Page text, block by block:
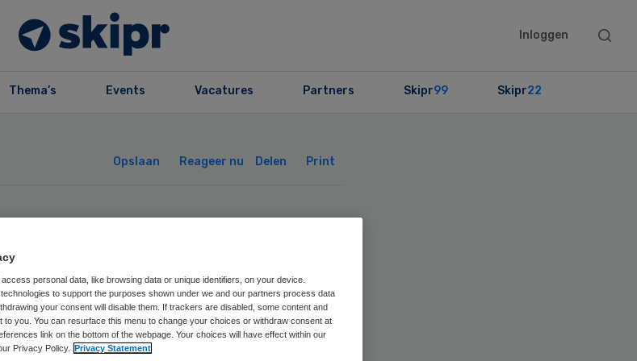
Inloggen
Search
Thema’s Events Vacatures Partners Skipr99 Skipr22
Opslaan Reageer nu Delen Print
stoot
af
personal data, like browsing data or unique identifiers, on your device.
to support the purposes shown under we and our partners process data
your consent will disable them. If trackers are disabled, some content and
you. You can resurface this menu to change your choices or withdraw consent at
link on the bottom of the webpage. Your choices will have effect within our
Privacy Policy. Privacy Statement